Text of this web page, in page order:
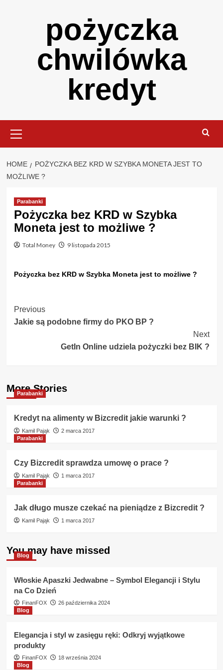
pożyczka
chwilówka
kredyt
Menu
HOME
POŻYCZKA BEZ KRD W SZYBKA MONETA JEST TO
MOŻLIWE ?
Parabanki
Pożyczka bez KRD w Szybka
Moneta jest to możliwe ?
Total Money 9 listopada 2015
Pożyczka bez KRD w Szybka Moneta jest to możliwe ?
Post
Navigation
Previous
Jakie są podobne firmy do PKO BP ?
Next
GetIn Online udziela pożyczki bez BIK ?
More Stories
Parabanki
Kredyt na alimenty w Bizcredit jakie warunki ?
Kamil Pająk
2 marca 2017
Parabanki
Czy Bizcredit sprawdza umowę o prace ?
Kamil Pająk
1 marca 2017
Parabanki
Jak długo musze czekać na pieniądze z Bizcredit ?
Kamil Pająk 1 marca 2017
You may have missed
Blog
Włoskie Apaszki Jedwabne – Symbol Elegancji i Stylu
na Co Dzień
FinanFOX
26 października 2024
Blog
Elegancja i styl w zasięgu ręki: Odkryj wyjątkowe
produkty
FinanFOX
18 września 2024
Blog